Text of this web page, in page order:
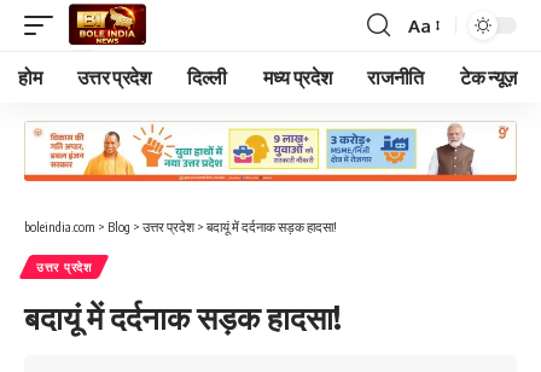
Font
Resizer
Aa
होम उत्तर प्रदेश दिल्ली मध्य प्रदेश राजनीति टेक न्यूज़
boleindia.com > Blog > उत्तर प्रदेश> बदायूं में दर्दनाक सड़क हादसा!
उत्तर प्रदेश
बदायूं में दर्दनाक सड़क हादसा!